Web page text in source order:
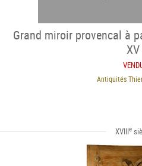
Grand miroir provencal à
XV
Antiquités
XVIIIe